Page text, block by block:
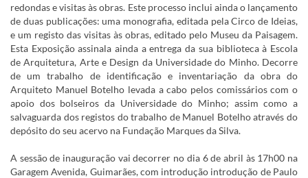
redondas e visitas às obras. Este processo inclui ainda o lançamento
de duas publicações: uma monografia, editada pela Circo de Ideias,
e um registo das visitas às obras, editado pelo Museu da Paisagem.
Esta Exposição assinala ainda a entrega da sua biblioteca à Escola
de Arquitetura, Arte e Design da Universidade do Minho. Decorre
de um trabalho de identificação e inventariação da obra do
Arquiteto Manuel Botelho levada a cabo pelos comissários com o
apoio dos bolseiros da Universidade do Minho; assim como a
salvaguarda dos registos do trabalho de Manuel Botelho através do
depósito do seu acervo na Fundação Marques da Silva.
A sessão de inauguração vai decorrer no dia 6 de abril às 17h00 na
Garagem Avenida, Guimarães, com introdução introdução de Paulo